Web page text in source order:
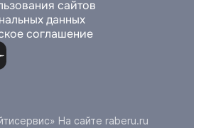
сайтов
данных
соглашение
На сайте raberu.ru